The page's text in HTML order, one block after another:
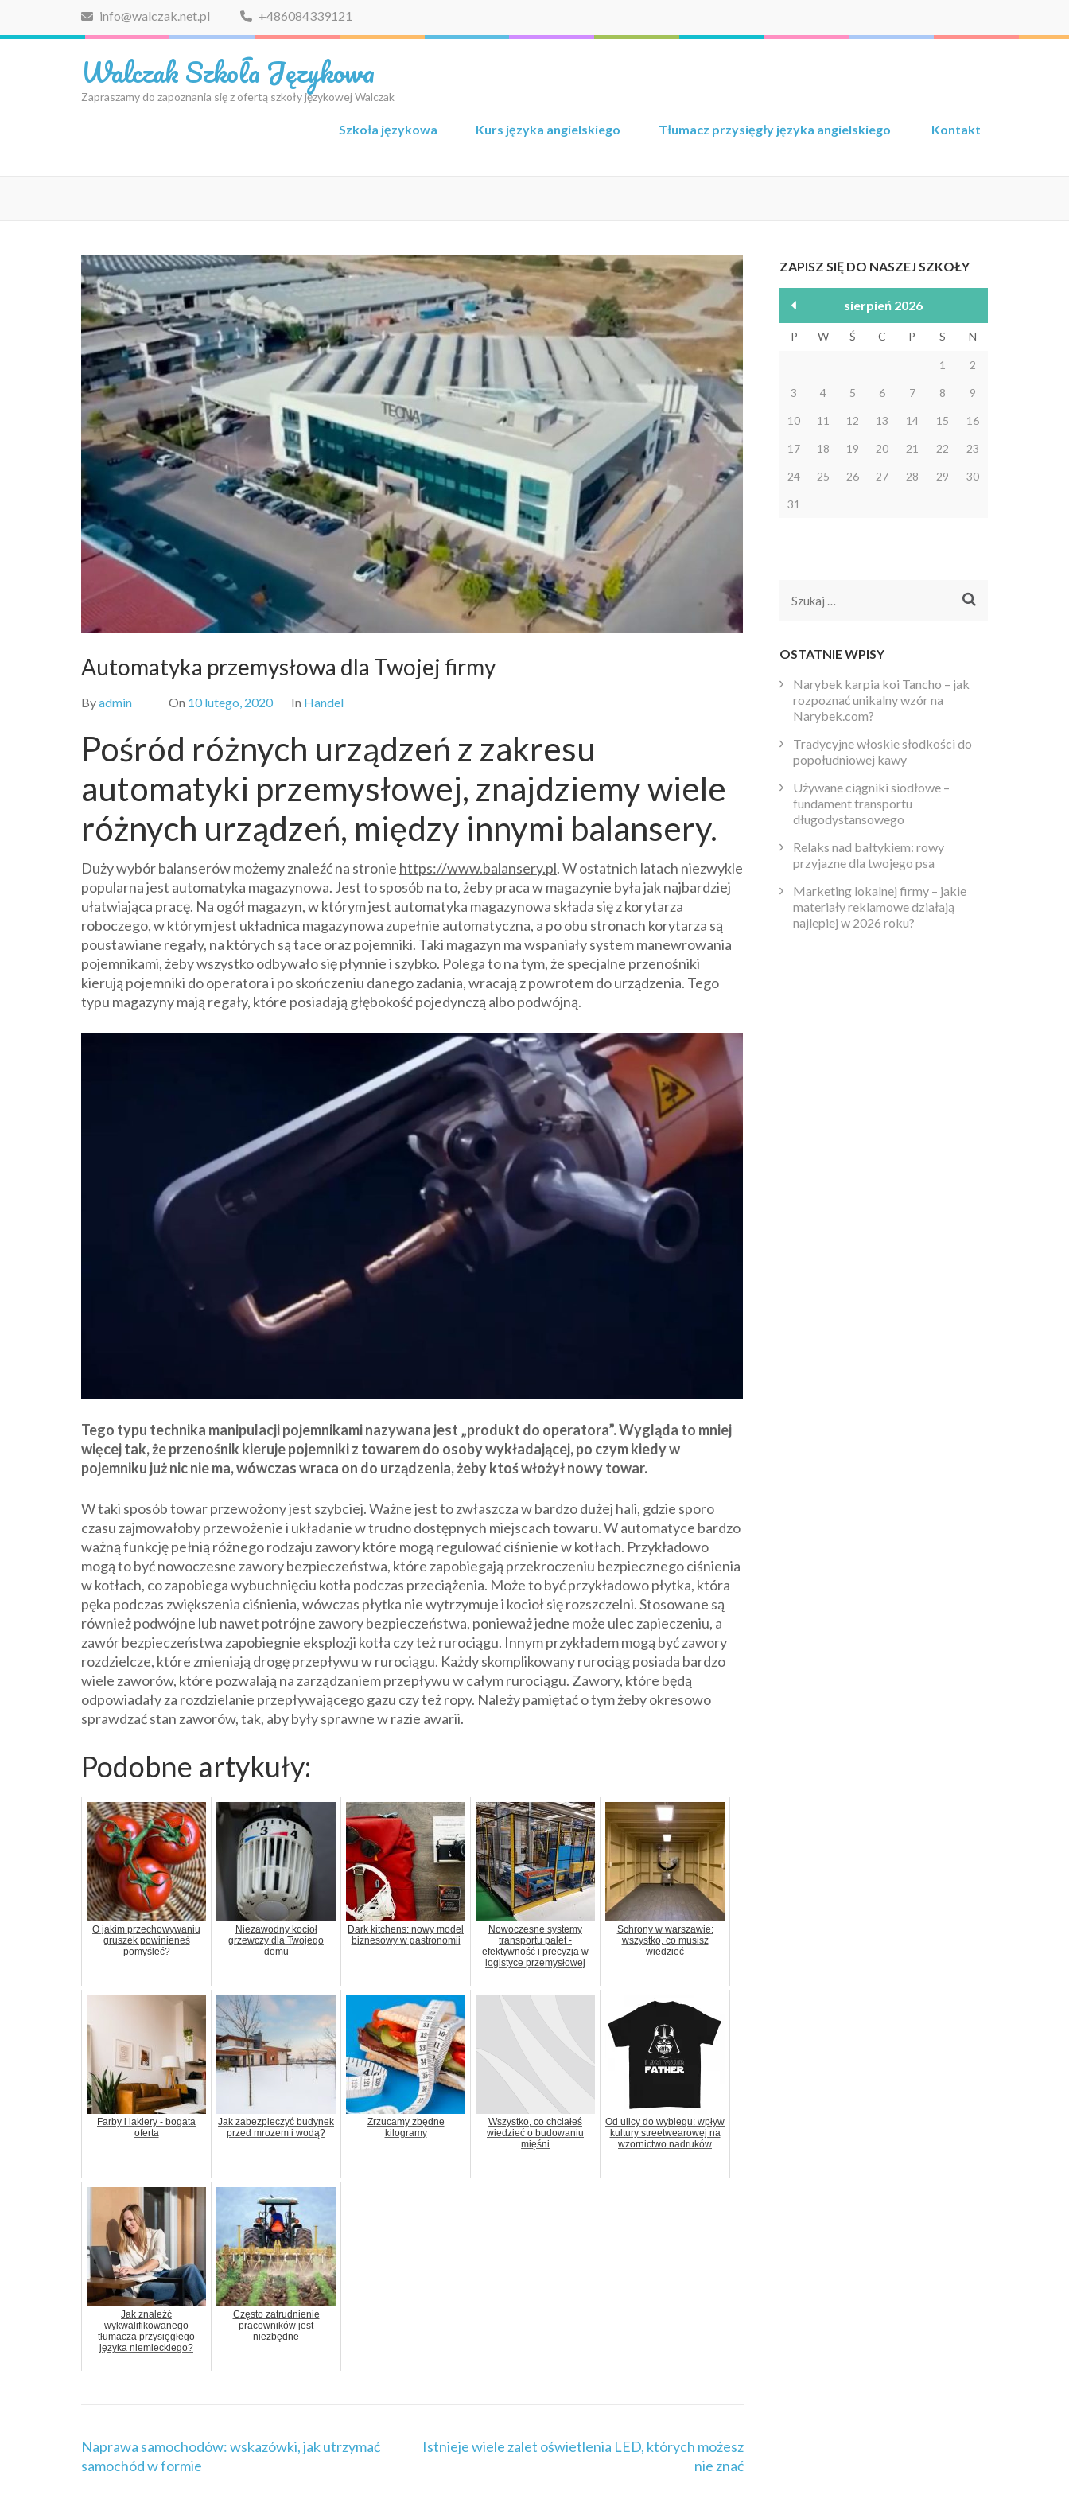
info@walczak.net.pl +486084339121
Walczak Szkoła Językowa
Zapraszamy do zapoznania się z ofertą szkoły językowej Walczak
Szkoła językowa Kurs języka angielskiego Tłumacz przysięgły języka angielskiego Kontakt
Automatyka przemysłowa dla Twojej firmy
Byadmin On 10 lutego, 2020 In Handel
Pośród różnych urządzeń z zakresu
automatyki przemysłowej, znajdziemy wiele
różnych urządzeń, między innymi balansery.
Duży wybór balanserów możemy znaleźć na stronie https://www.balansery.pl. W ostatnich latach niezwykle
popularna jest automatyka magazynowa. Jest to sposób na to, żeby praca w magazynie była jak najbardziej
ułatwiająca pracę. Na ogół magazyn, w którym jest automatyka magazynowa składa się z korytarza
roboczego, w którym jest układnica magazynowa zupełnie automatyczna, a po obu stronach korytarza są
poustawiane regały, na których są tace oraz pojemniki. Taki magazyn ma wspaniały system manewrowania
pojemnikami, żeby wszystko odbywało się płynnie i szybko. Polega to na tym, że specjalne przenośniki
kierują pojemniki do operatora i po skończeniu danego zadania, wracają z powrotem do urządzenia. Tego
typu magazyny mają regały, które posiadają głębokość pojedynczą albo podwójną.
Tego typu technika manipulacji pojemnikami nazywana jest „produkt do operatora”. Wygląda to mniej
więcej tak, że przenośnik kieruje pojemniki z towarem do osoby wykładającej, po czym kiedy w
pojemniku już nic nie ma, wówczas wraca on do urządzenia, żeby ktoś włożył nowy towar.
W taki sposób towar przewożony jest szybciej. Ważne jest to zwłaszcza w bardzo dużej hali, gdzie sporo
czasu zajmowałoby przewożenie i układanie w trudno dostępnych miejscach towaru. W automatyce bardzo
ważną funkcję pełnią różnego rodzaju zawory które mogą regulować ciśnienie w kotłach. Przykładowo
mogą to być nowoczesne zawory bezpieczeństwa, które zapobiegają przekroczeniu bezpiecznego ciśnienia
w kotłach, co zapobiega wybuchnięciu kotła podczas przeciążenia. Może to być przykładowo płytka, która
pęka podczas zwiększenia ciśnienia, wówczas płytka nie wytrzymuje i kocioł się rozszczelni. Stosowane są
również podwójne lub nawet potrójne zawory bezpieczeństwa, ponieważ jedne może ulec zapieczeniu, a
zawór bezpieczeństwa zapobiegnie eksplozji kotła czy też rurociągu. Innym przykładem mogą być zawory
rozdzielcze, które zmieniają drogę przepływu w rurociągu. Każdy skomplikowany rurociąg posiada bardzo
wiele zaworów, które pozwalają na zarządzaniem przepływu w całym rurociągu. Zawory, które będą
odpowiadały za rozdzielanie przepływającego gazu czy też ropy. Należy pamiętać o tym żeby okresowo
sprawdzać stan zaworów, tak, aby były sprawne w razie awarii.
Podobne artykuły:
O jakim przechowywaniu
gruszek powinieneś
pomyśleć?
Niezawodny kocioł
grzewczy dla Twojego
domu
Dark kitchens: nowy model
biznesowy w gastronomii
Nowoczesne systemy
transportu palet -
efektywność i precyzja w
logistyce przemysłowej
Schrony w warszawie:
wszystko, co musisz
wiedzieć
Farby i lakiery - bogata
oferta
Jak zabezpieczyć budynek
przed mrozem i wodą?
Zrzucamy zbędne
kilogramy
Wszystko, co chciałeś
wiedzieć o budowaniu
mięśni
Od ulicy do wybiegu: wpływ
kultury streetwearowej na
wzornictwo nadruków
Jak znaleźć
wykwalifikowanego
tłumacza przysięgłego
języka niemieckiego?
Często zatrudnienie
pracowników jest
niezbędne
Nawigacja
wpisu
Naprawa samochodów: wskazówki, jak utrzymać
samochód w formie
Istnieje wiele zalet oświetlenia LED, których możesz
nie znać
ZAPISZ SIĘ DO NASZEJ SZKOŁY
sierpień 2026
P W Ś C P S N
1 2
3 4 5 6 7 8 9
10 11 12 13 14 15 16
17 18 19 20 21 22 23
24 25 26 27 28 29 30
31
Szukaj:
OSTATNIE WPISY
Narybek karpia koi Tancho – jak
rozpoznać unikalny wzór na
Narybek.com?
Tradycyjne włoskie słodkości do
popołudniowej kawy
Używane ciągniki siodłowe –
fundament transportu
długodystansowego
Relaks nad bałtykiem: rowy
przyjazne dla twojego psa
Marketing lokalnej firmy – jakie
materiały reklamowe działają
najlepiej w 2026 roku?